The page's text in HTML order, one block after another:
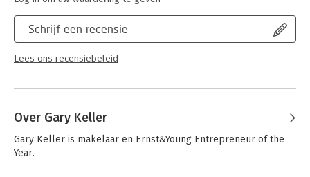
Schrijf een recensie
Lees ons recensiebeleid
Over Gary Keller
Gary Keller is makelaar en Ernst&Young Entrepreneur of the
Year.